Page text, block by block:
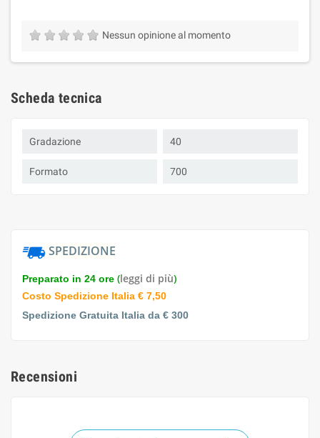
Nessun opinione al momento
Scheda tecnica
Gradazione 40
Formato 700
SPEDIZIONE
Preparato in 24 ore (leggi di più)
Costo Spedizione Italia € 7,50
Spedizione Gratuita Italia da € 300
Recensioni